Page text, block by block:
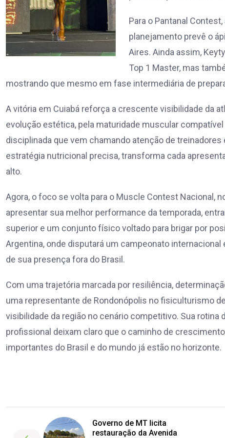
Para o Pantanal
planejamento prevê o
Aires. Ainda assim,
Top 1 Master, mas
mostrando que mesmo em fase intermediária de
A vitória em Cuiabá reforça a crescente visibilidade da
evolução estética, pela maturidade muscular
disciplinada que vem chamando atenção de
estratégia nutricional precisa, transforma cada
alto.
Agora, o foco se volta para o Muscle Contest Nacional,
apresentar sua melhor performance da temporada,
superior e um conjunto físico voltado para brigar por
Argentina, onde disputará um campeonato
de sua presença fora do Brasil.
Com uma trajetória marcada por resiliência,
uma representante de Rondonópolis no fisiculturismo
visibilidade da região no cenário competitivo. Sua
profissional deixam claro que o caminho de
importantes do Brasil e do mundo já estão no horizonte.
Governo de MT licita
restauração da Avenida